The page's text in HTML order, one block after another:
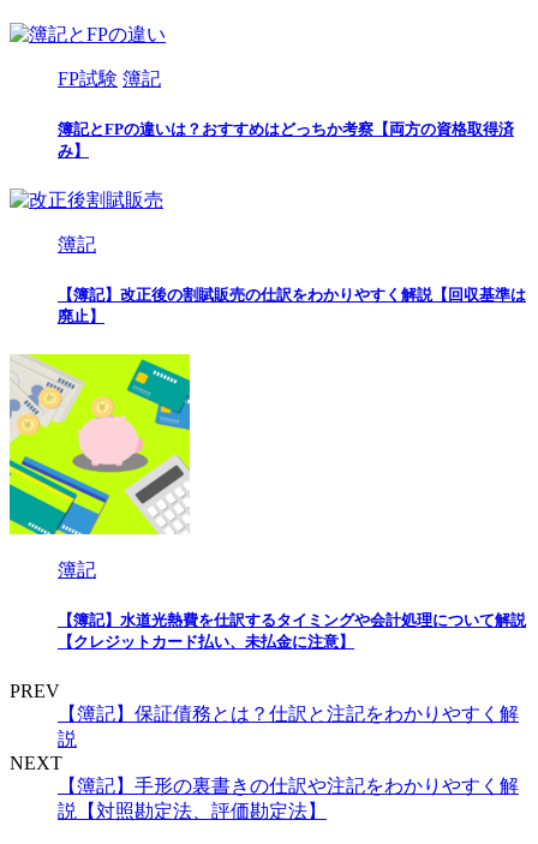
FP試験 簿記
簿記とFPの違いは？おすすめはどっちか考察【両方の資格取得済
み】
簿記
【簿記】改正後の割賦販売の仕訳をわかりやすく解説【回収基準は
廃止】
簿記
【簿記】水道光熱費を仕訳するタイミングや会計処理について解説
【クレジットカード払い、未払金に注意】
PREV
【簿記】保証債務とは？仕訳と注記をわかりやすく解
説
NEXT
【簿記】手形の裏書きの仕訳や注記をわかりやすく解
説【対照勘定法、評価勘定法】